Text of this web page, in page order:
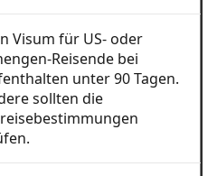
Visum für US- oder
Reisende bei
unter 90 Tagen.
sollten die